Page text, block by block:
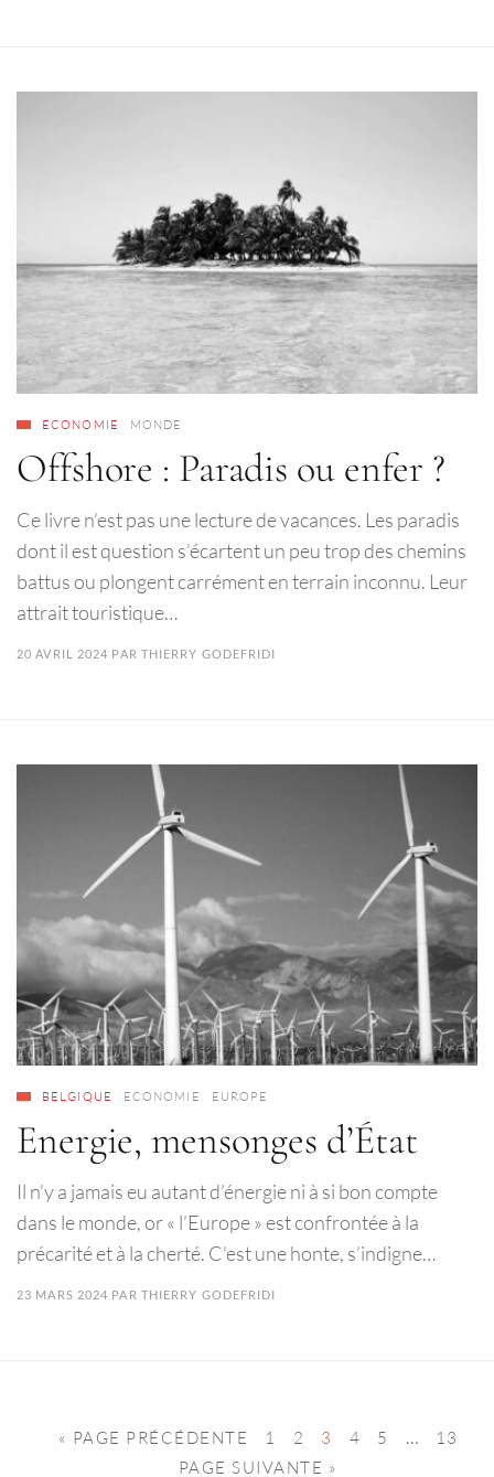
ECONOMIE MONDE
Offshore : Paradis ou enfer ?
Ce livre n’est pas une lecture de vacances. Les paradis
dont il est question s’écartent un peu trop des chemins
battus ou plongent carrément en terrain inconnu. Leur
attrait touristique…
20 AVRIL 2024 PAR THIERRY GODEFRIDI
BELGIQUE ECONOMIE EUROPE
Energie, mensonges d’État
Il n’y a jamais eu autant d’énergie ni à si bon compte
dans le monde, or « l’Europe » est confrontée à la
précarité et à la cherté. C’est une honte, s’indigne…
23 MARS 2024 PAR THIERRY GODEFRIDI
« PAGE PRÉCÉDENTE 1 2 3 4 5 …
13
PAGE SUIVANTE »